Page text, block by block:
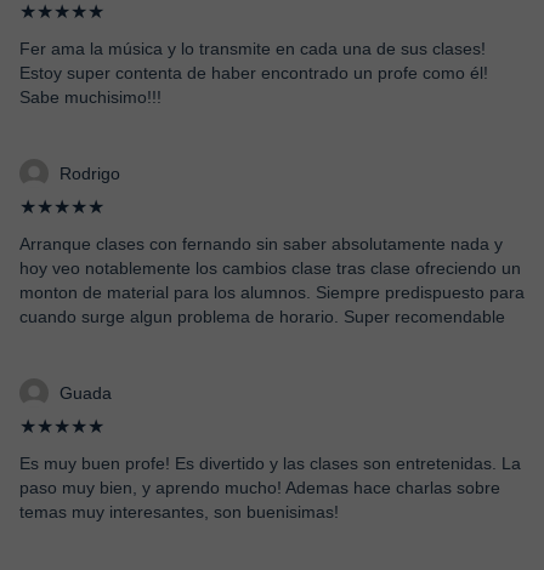
★★★★★
Fer ama la música y lo transmite en cada una de sus clases!
Estoy super contenta de haber encontrado un profe como él!
Sabe muchisimo!!!
Rodrigo
★★★★★
Arranque clases con fernando sin saber absolutamente nada y
hoy veo notablemente los cambios clase tras clase ofreciendo un
monton de material para los alumnos. Siempre predispuesto para
cuando surge algun problema de horario. Super recomendable
Guada
★★★★★
Es muy buen profe! Es divertido y las clases son entretenidas. La
paso muy bien, y aprendo mucho! Ademas hace charlas sobre
temas muy interesantes, son buenisimas!